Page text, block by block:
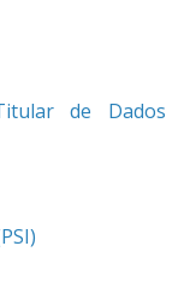
de Dados